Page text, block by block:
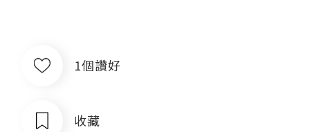
1個讚好
收藏